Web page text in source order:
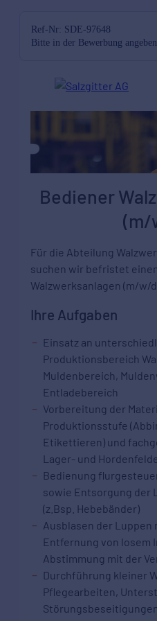
Ref-Nr: SDE-97648
Bitte in der Bewerbung angeben